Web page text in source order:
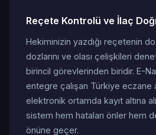
Reçete Kontrolü ve İlaç
Hekiminizin yazdığı reçetenin
dozlarını ve olası çelişkileri
birincil görevlerinden biridir. E-
entegre çalışan Türkiye eczane
elektronik ortamda kayıt altına
sistem hem hataları önler hem
önüne geçer.